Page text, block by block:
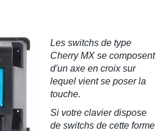
Les switchs de type
Cherry MX se composent
d'un axe en croix sur
lequel vient se poser la
touche.
Si votre clavier dispose
de switchs de cette forme